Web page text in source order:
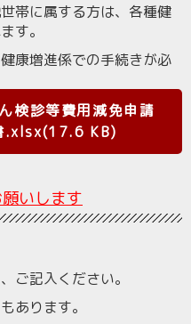
帯に属する方は、各種健
す。
康増進係での手続きが必
検診等費用減免申請
.xlsx(17.6 KB)
いします
ご記入ください。
あります。